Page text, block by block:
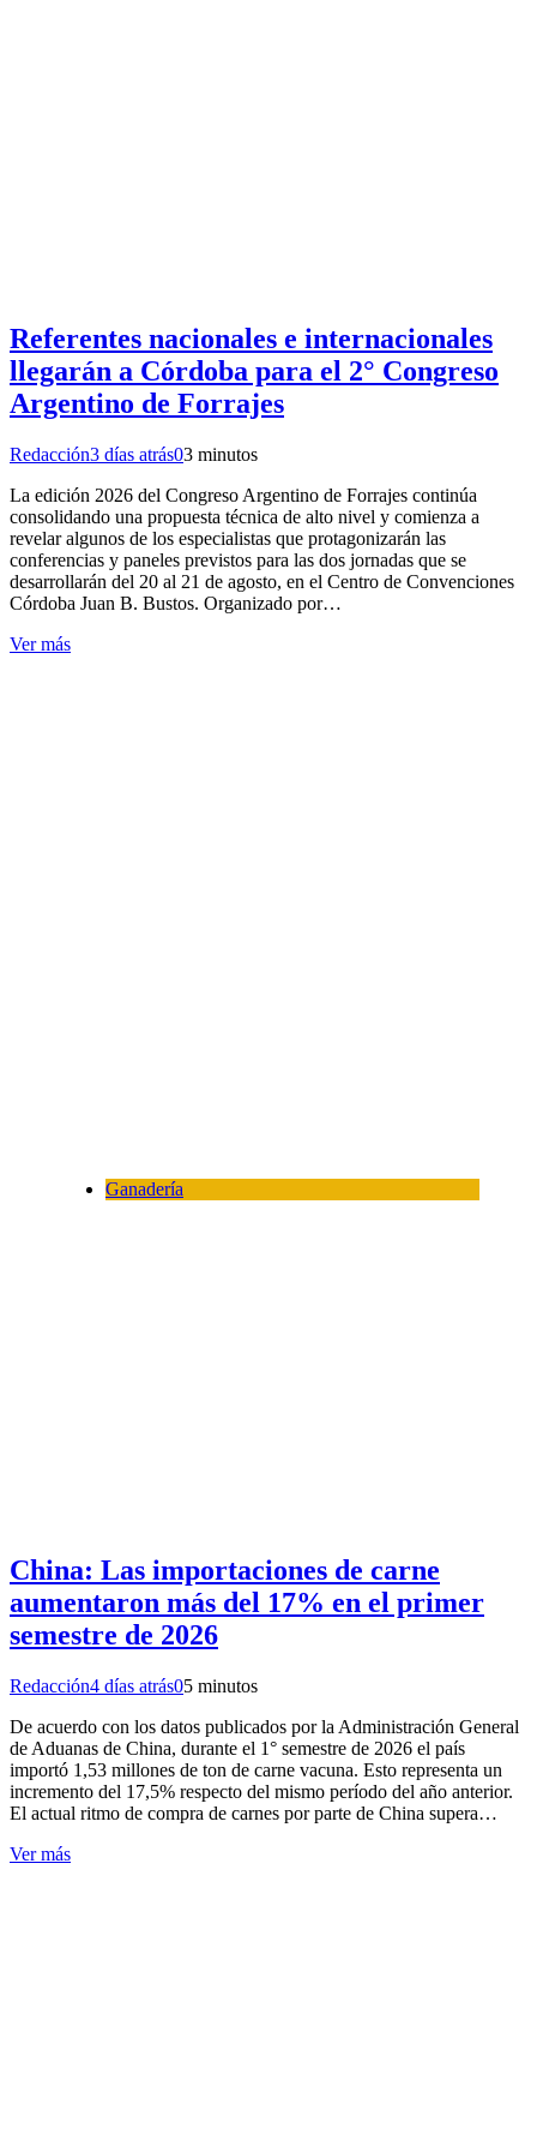
Referentes nacionales e internacionales
llegarán a Córdoba para el 2° Congreso
Argentino de Forrajes
Redacción3 días atrás03 minutos
La edición 2026 del Congreso Argentino de Forrajes continúa
consolidando una propuesta técnica de alto nivel y comienza a
revelar algunos de los especialistas que protagonizarán las
conferencias y paneles previstos para las dos jornadas que se
desarrollarán del 20 al 21 de agosto, en el Centro de Convenciones
Córdoba Juan B. Bustos. Organizado por…
Ver más
Ganadería
China: Las importaciones de carne
aumentaron más del 17% en el primer
semestre de 2026
Redacción4 días atrás05 minutos
De acuerdo con los datos publicados por la Administración General
de Aduanas de China, durante el 1° semestre de 2026 el país
importó 1,53 millones de ton de carne vacuna. Esto representa un
incremento del 17,5% respecto del mismo período del año anterior.
El actual ritmo de compra de carnes por parte de China supera…
Ver más